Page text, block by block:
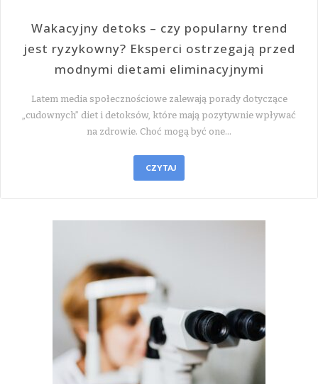
Wakacyjny detoks – czy popularny trend
jest ryzykowny? Eksperci ostrzegają przed
modnymi dietami eliminacyjnymi
Latem media społecznościowe zalewają porady dotyczące
„cudownych” diet i detoksów, które mają pozytywnie wpływać
na zdrowie. Choć mogą być one…
CZYTAJ